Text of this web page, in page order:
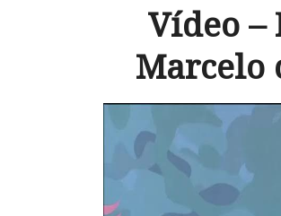
Vídeo –
Marcelo